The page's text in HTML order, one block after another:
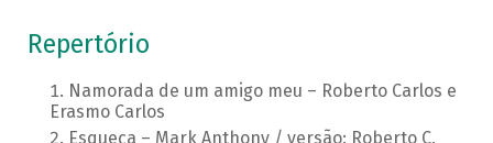
Repertório
Namorada de um amigo meu – Roberto Carlos e
Erasmo Carlos
Esqueça – Mark Anthony / versão: Roberto C.